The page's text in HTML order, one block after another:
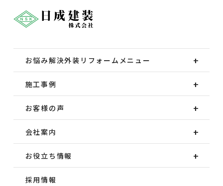
お悩み解決外装 リフォームメニュー
施工事例
お客様の声
会社案内
お役立ち情報
採用情報